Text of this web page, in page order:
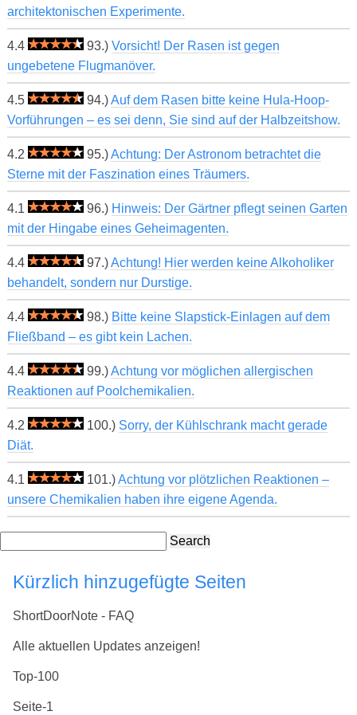
architektonischen Experimente.
4.4 93.) Vorsicht! Der Rasen ist gegen
ungebetene Flugmanöver.
4.5 94.)Auf dem Rasen bitte keine Hula-Hoop-
Vorführungen – es sei denn, Sie sind auf der Halbzeitshow.
4.2 95.)Achtung: Der Astronom betrachtet die
Sterne mit der Faszination eines Träumers.
4.1 96.) Hinweis: Der Gärtner pflegt seinen Garten
mit der Hingabe eines Geheimagenten.
4.4 97.)Achtung! Hier werden keine Alkoholiker
behandelt, sondern nur Durstige.
4.4 98.) Bitte keine Slapstick-Einlagen auf dem
Fließband – es gibt kein Lachen.
4.4 99.)Achtung vor möglichen allergischen
Reaktionen auf Poolchemikalien.
4.2 100.) Sorry, der Kühlschrank macht gerade
Diät.
4.1 101.)Achtung vor plötzlichen Reaktionen –
unsere Chemikalien haben ihre eigene Agenda.
Search
Kürzlich hinzugefügte Seiten
ShortDoorNote - FAQ
Alle aktuellen Updates anzeigen!
Top-100
Seite-1